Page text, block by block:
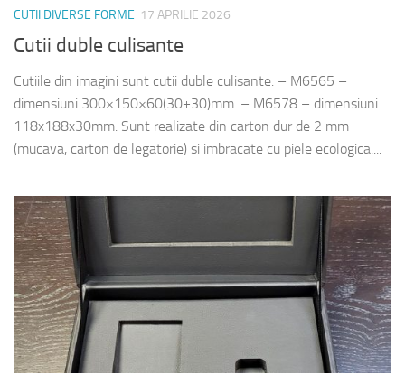
CUTII DIVERSE FORME 17 APRILIE 2026
Cutii duble culisante
Cutiile din imagini sunt cutii duble culisante. – M6565 –
dimensiuni 300×150×60(30+30)mm. – M6578 – dimensiuni
118x188x30mm. Sunt realizate din carton dur de 2 mm
(mucava, carton de legatorie) si imbracate cu piele ecologica....